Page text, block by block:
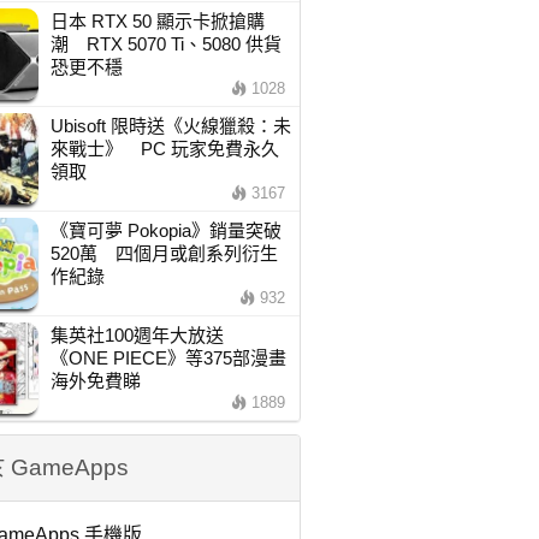
日本 RTX 50 顯示卡掀搶購
潮 RTX 5070 Ti、5080 供貨
恐更不穩
1028
Ubisoft 限時送《火線獵殺：未
來戰士》 PC 玩家免費永久
領取
3167
《寶可夢 Pokopia》銷量突破
520萬 四個月或創系列衍生
作紀錄
932
集英社100週年大放送
《ONE PIECE》等375部漫畫
海外免費睇
1889
GameApps
手機版